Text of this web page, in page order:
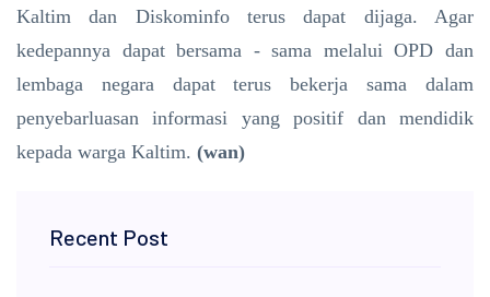
Kaltim dan Diskominfo terus dapat dijaga. Agar
kedepannya dapat bersama - sama melalui OPD dan
lembaga negara dapat terus bekerja sama dalam
penyebarluasan informasi yang positif dan mendidik
kepada warga Kaltim. (wan)
Recent Post